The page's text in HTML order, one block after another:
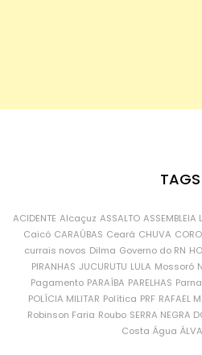
TAGS
ACIDENTE Alcaçuz ASSALTO ASSEMBLEIA
Caicó CARAÚBAS Ceará CHUVA
currais novos Dilma Governo do RN
PIRANHAS JUCURUTU LULA Mossoró
Pagamento PARAÍBA PARELHAS
POLÍCIA MILITAR Política PRF RAFAEL
Robinson Faria Roubo SERRA NEGRA
Costa Água